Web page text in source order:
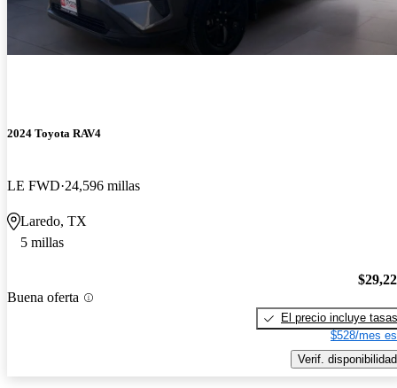
2024 Toyota RAV4
LE FWD 24,596 millas
Laredo, TX
5 millas
Buena oferta
El precio incluye tasas
$528/mes
Verif. disponibilidad